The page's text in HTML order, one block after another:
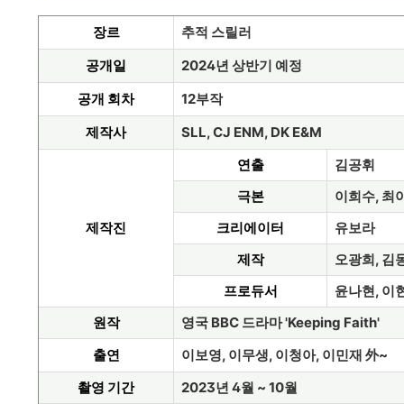
장르
추적 스릴러
공개일
2024년 상반기 예정
공개 회차
12부작
제작사
SLL, CJ ENM, DK E&M
제작진
연출
김공휘
극본
이희수, 최
크리에이터
유보라
제작
오광희, 김
프로듀서
윤나현, 이
원작
영국 BBC 드라마 'Keeping Faith'
출연
이보영, 이무생, 이청아, 이민재 外~
촬영 기간
2023년 4월 ~ 10월